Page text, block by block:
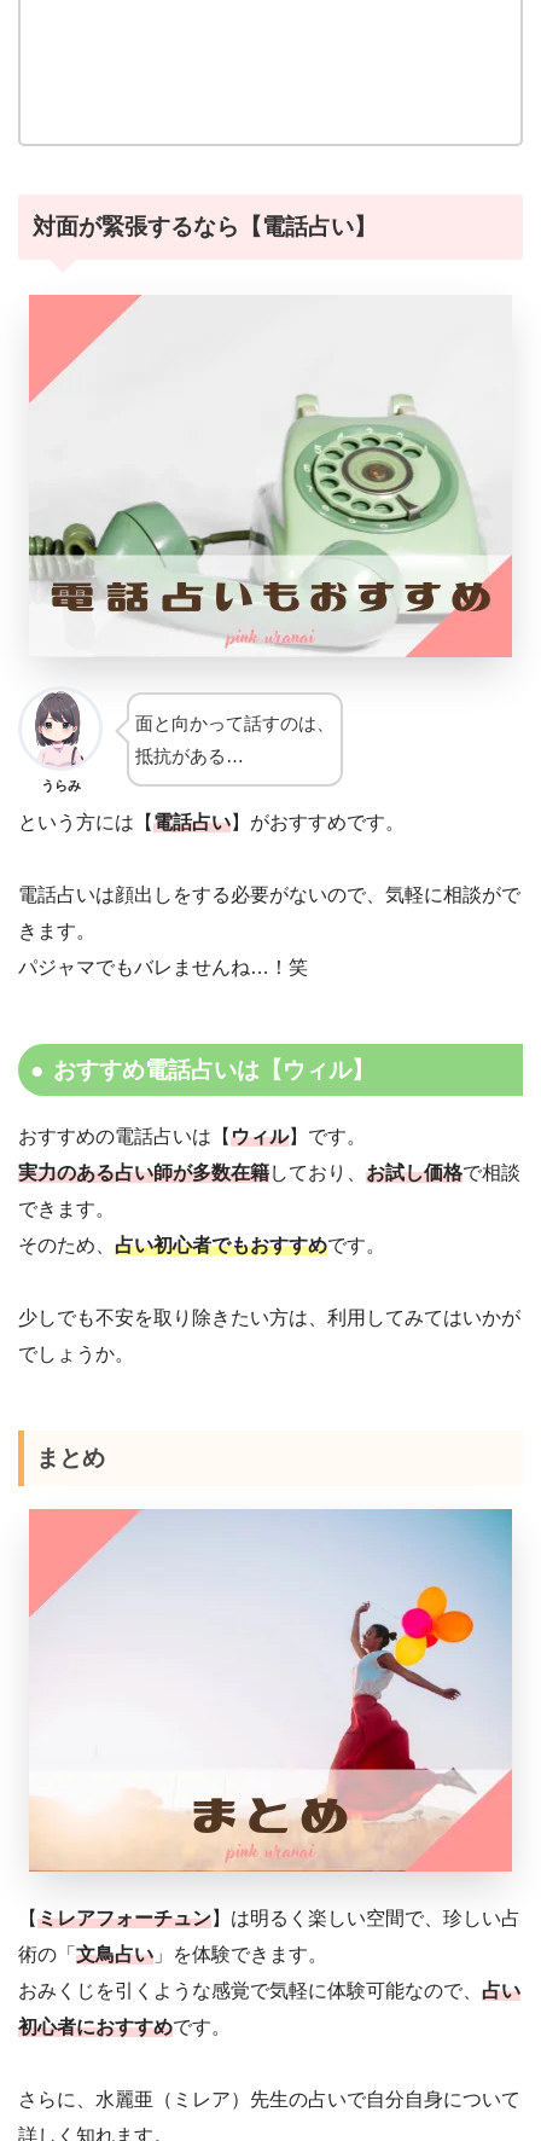
対面が緊張するなら【電話占い】
うらみ
面と向かって話すのは、
抵抗がある…
という方には【電話占い】がおすすめです。
電話占いは顔出しをする必要がないので、気軽に相談がで
きます。
パジャマでもバレませんね…！笑
おすすめ電話占いは【ウィル】
おすすめの電話占いは【ウィル】です。
実力のある占い師が多数在籍しており、 お試し価格で相談
できます。
そのため、 占い初心者でもおすすめです。
少しでも不安を取り除きたい方は、利用してみてはいかが
でしょうか。
まとめ
【ミレアフォーチュン】は明るく楽しい空間で、珍しい占
術の「 文鳥占い 」を体験できます。
おみくじを引くような感覚で気軽に体験可能なので、 占い
初心者におすすめです。
さらに、水麗亜（ミレア）先生の占いで自分自身について
詳しく知れます。